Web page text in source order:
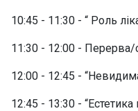
10:45 - 11:30 - “ Роль
11:30 - 12:00 -
12:00 - 12:45 -
12:45 - 13:30 -